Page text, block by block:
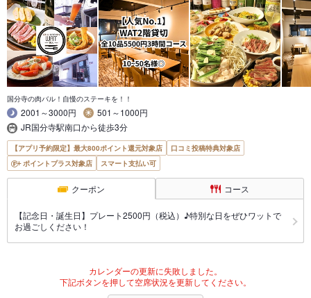
国分寺の肉バル！自慢のステーキを！！
2001～3000円
501～1000円
JR国分寺駅南口から徒歩3分
【アプリ予約限定】最大800ポイント還元対象店
口コミ投稿特典対象店
ポイントプラス対象店
スマート支払い可
クーポン コース
【記念日・誕生日】プレート2500円（税込）♪特別な日をぜひワットで
お過ごしください！
カレンダーの更新に失敗しました。
下記ボタンを押して空席状況を更新してください。